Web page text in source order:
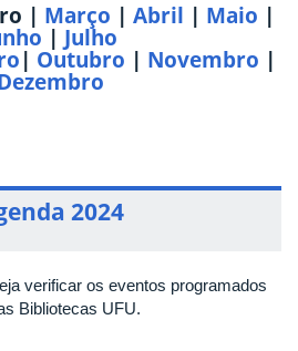
| Março | Abril | Maio |
| Julho
| Outubro | Novembro |
2024
verificar os eventos programados
Bibliotecas UFU.